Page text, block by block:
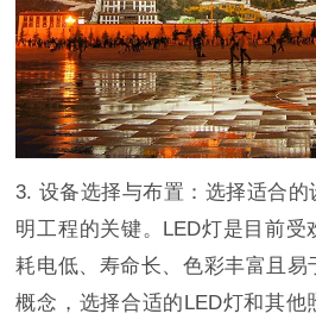
3. 设备选择与布置：选择适合
明工程的关键。LED灯是目前受
耗电低、寿命长、色彩丰富且
概念，选择合适的LED灯和其他